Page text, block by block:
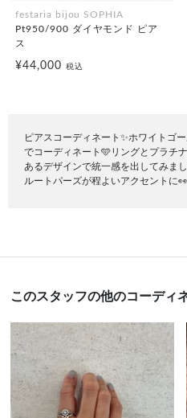
festaria bijou SOPHIA
Pt950/900 ダイヤモンド ピア
ス
¥44,000 税込
ピアスコーディネート✨ホワイトゴ
でコーディネート🩵リングとプラチ
あるデザインで統一感を出してみま
ルートパーズが程よいアクセントに
このスタッフの他のコーディ